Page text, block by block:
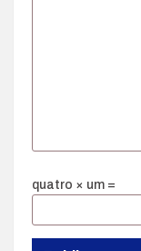
quatro × um =